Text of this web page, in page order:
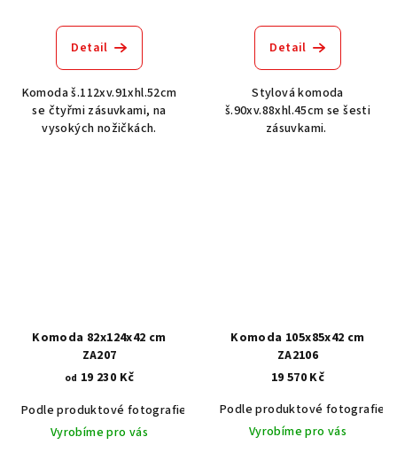
Detail
Komoda š.112xv.91xhl.52cm
se čtyřmi zásuvkami, na
vysokých nožičkách.
Detail
Stylová komoda
š.90xv.88xhl.45cm se šesti
zásuvkami.
Komoda 82x124x42 cm
ZA207
od 19 230 Kč
Podle produktové fotografie
Akát vintage BT1551
Dub světlý
Vyrobíme pro vás
Komoda 105x85x42 cm
ZA2106
19 570 Kč
Podle produktové fotografie
Vyrobíme pro vás